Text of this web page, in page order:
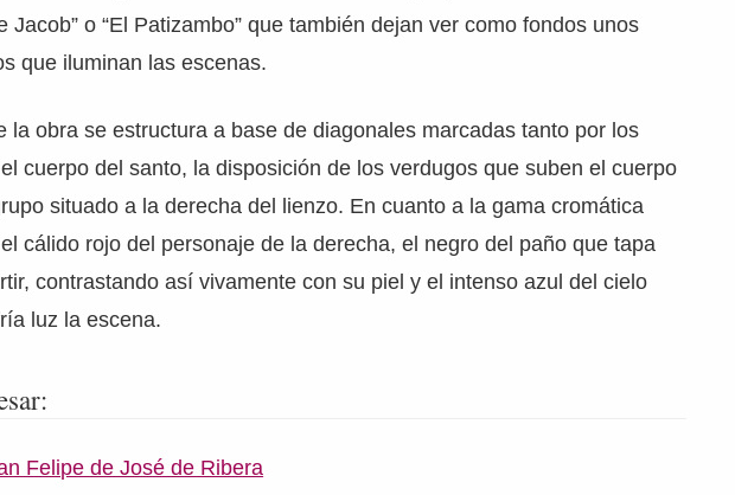
Jacob” o “El Patizambo” que también dejan ver como fondos unos
que iluminan las escenas.
la obra se estructura a base de diagonales marcadas tanto por los
cuerpo del santo, la disposición de los verdugos que suben el cuerpo
situado a la derecha del lienzo. En cuanto a la gama cromática
cálido rojo del personaje de la derecha, el negro del paño que tapa
contrastando así vivamente con su piel y el intenso azul del cielo
luz la escena.
Felipe de José de Ribera